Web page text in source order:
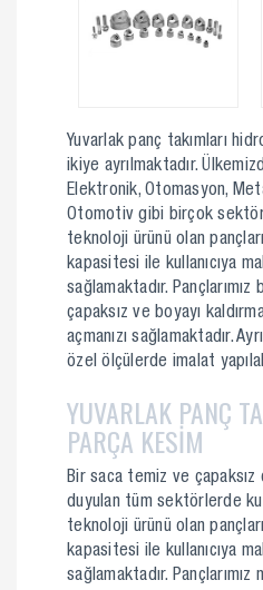
Yuvarlak panç takımları
ikiye ayrılmaktadır.
Elektronik, Otomasyon,
Otomotiv gibi birçok
teknoloji ürünü olan
kapasitesi ile kullanıcıya
sağlamaktadır.
çapaksız ve boyayı
açmanızı sağlamaktadır.
özel ölçülerde imalat
YUVARLAK PANÇ
PARÇA KESİM
Bir saca temiz ve
duyulan tüm sektörlerde
teknoloji ürünü olan
kapasitesi ile kullanıcıya
sağlamaktadır.